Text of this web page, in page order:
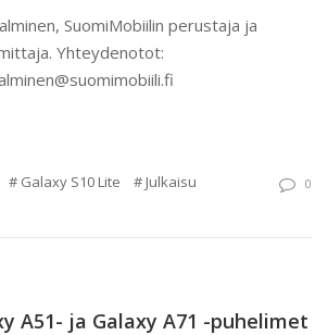
SuomiMobiilin perustaja ja
Yhteydenotot:
Galaxy S10 Lite
Julkaisu
0
A51- ja Galaxy A71 -puhelimet